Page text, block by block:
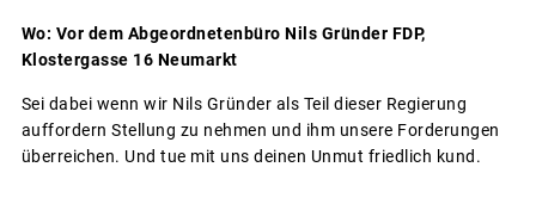
Wo: Vor dem Abgeordnetenbüro Nils Gründer FDP,
Klostergasse 16 Neumarkt
Sei dabei wenn wir Nils Gründer als Teil dieser Regierung
auffordern Stellung zu nehmen und ihm unsere Forderungen
überreichen. Und tue mit uns deinen Unmut friedlich kund.